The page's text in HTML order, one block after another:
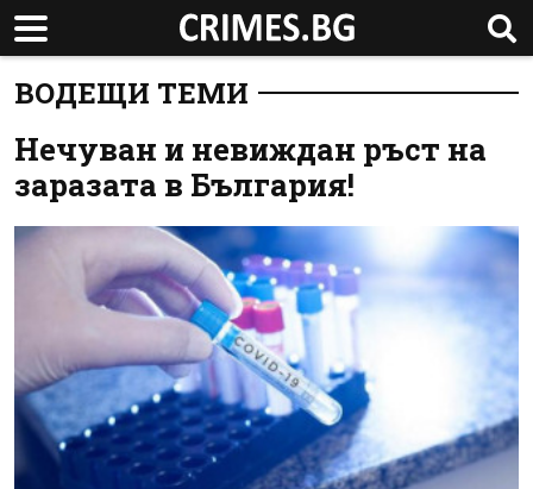
ВОДЕЩИ ТЕМИ
Нечуван и невиждан ръст на
заразата в България!